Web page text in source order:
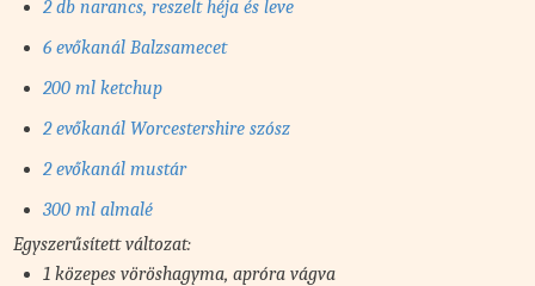
2 db narancs, reszelt héja és leve
6 evőkanál Balzsamecet
200 ml ketchup
2 evőkanál Worcestershire szósz
2 evőkanál mustár
300 ml almalé
Egyszerűsített változat:
1 közepes vöröshagyma, apróra vágva